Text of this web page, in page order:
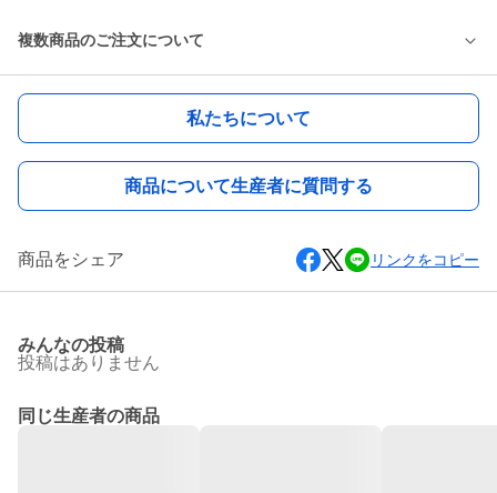
複数商品のご注文について
私たちについて
商品について生産者に質問する
商品をシェア リンクをコピー
みんなの投稿
投稿はありません
同じ生産者の商品